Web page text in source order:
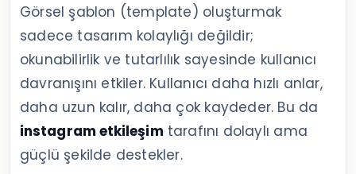
Görsel şablon (template) oluşturmak
sadece tasarım kolaylığı değildir;
okunabilirlik ve tutarlılık sayesinde kullanıcı
davranışını etkiler. Kullanıcı daha hızlı anlar,
daha uzun kalır, daha çok kaydeder. Bu da
instagram etkileşim tarafını dolaylı ama
güçlü şekilde destekler.